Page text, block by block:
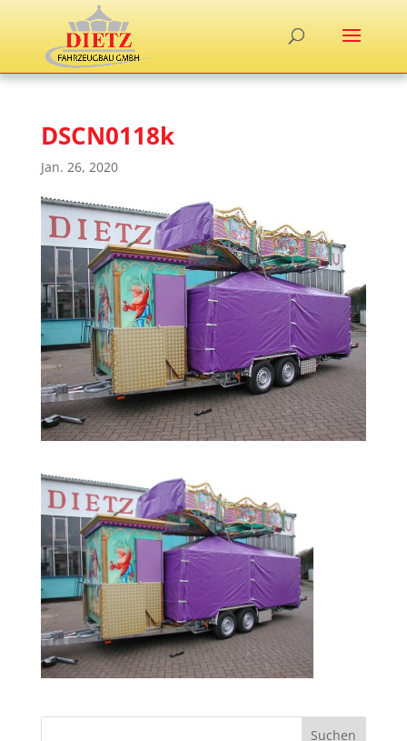
DSCN0118k
Jan. 26, 2020